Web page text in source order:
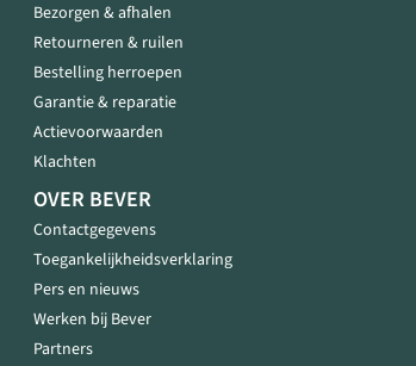
Bezorgen & afhalen
Retourneren & ruilen
Bestelling herroepen
Garantie & reparatie
Actievoorwaarden
Klachten
OVER BEVER
Contactgegevens
Toegankelijkheidsverklaring
Pers en nieuws
Werken bij Bever
Partners